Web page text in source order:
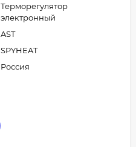
Терморегулятор
электронный
AST
SPYHEAT
Россия